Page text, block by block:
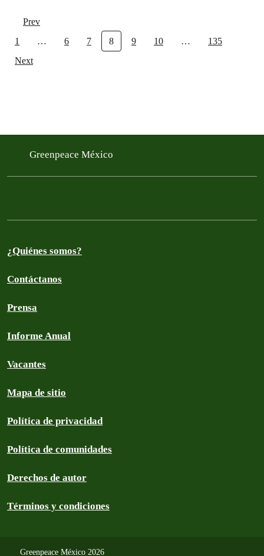
Prev
1
… 6 7 8 9 10 …
135
Next
Greenpeace México
¿Quiénes somos?
Contáctanos
Prensa
Informe Anual
Vacantes
Mapa de sitio
Política de privacidad
Política de comunidades
Derechos de autor
Términos y condiciones
Greenpeace México 2026